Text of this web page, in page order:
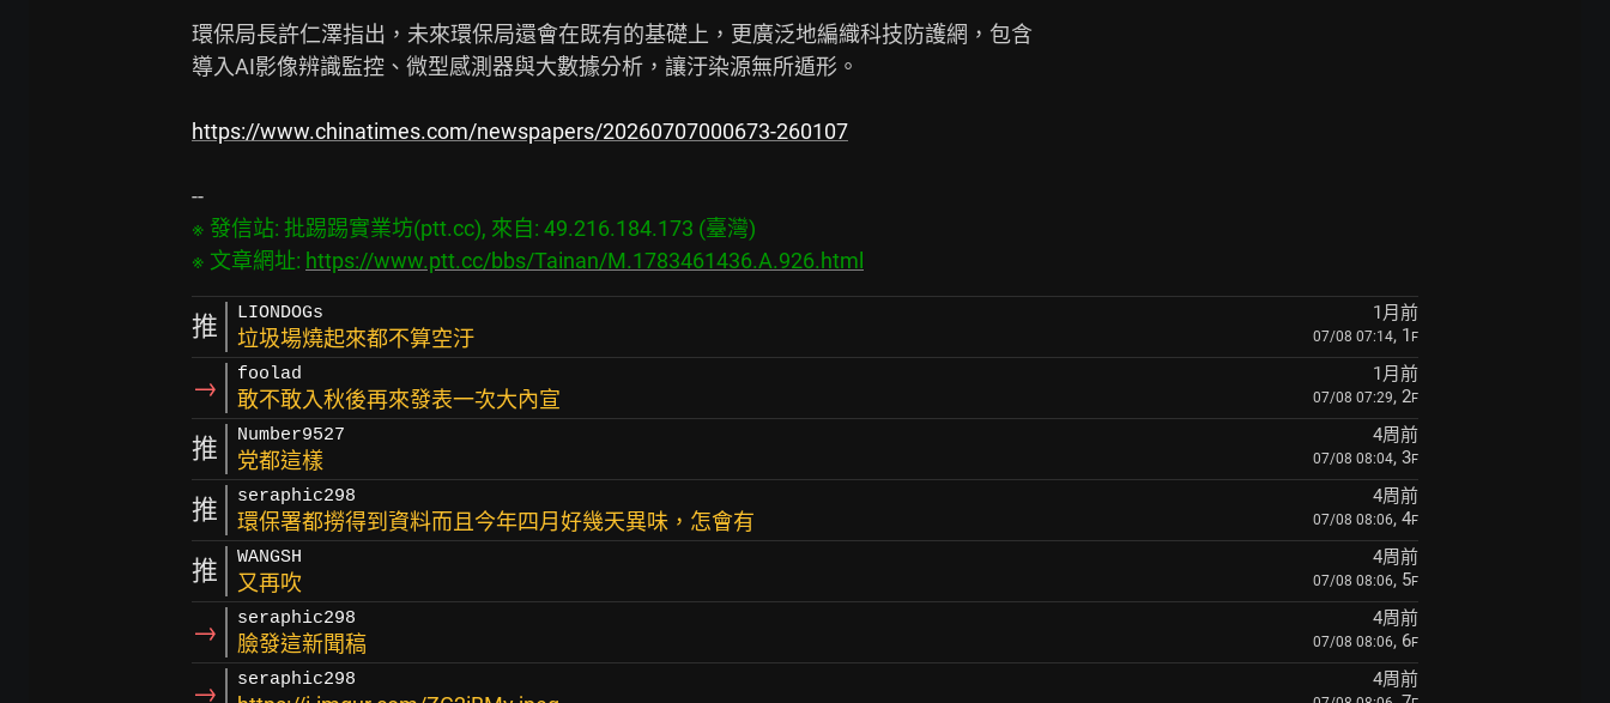
環保局長許仁澤指出，未來環保局還會在既有的基礎上，更廣泛地編織科技防護網，包含
導入AI影像辨識監控、微型感測器與大數據分析，讓汙染源無所遁形。
https://www.chinatimes.com/newspapers/20260707000673-260107
※ 發信站: 批踢踢實業坊(ptt.cc), 來自: 49.216.184.173 (臺灣)
※ 文章網址: https://www.ptt.cc/bbs/Tainan/M.1783461436.A.926.html
推 LIONDOGs 1月前
垃圾場燒起來都不算空汙 07/08 07:14, 1 F
→ foolad 1月前
敢不敢入秋後再來發表一次大內宣 07/08 07:29, 2F
推 Number9527 4周前
党都這樣 07/08 08:04, 3F
推 seraphic298 4周前
環保署都撈得到資料而且今年四月好幾天異味，怎會有 07/08 08:06, 4F
推 WANGSH 4周前
又再吹 07/08 08:06, 5F
→ seraphic298 4周前
臉發這新聞稿 07/08 08:06, 6F
→ seraphic298 4周前